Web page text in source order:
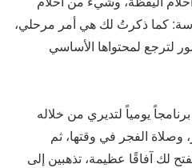
كما ذكرتُ لك هي أمر مرحلي،
لترجع لمحتواها الأساسي
يومياً لتديري من خلاله
وصلاة الفجر في وقتها، ثم
لك آفاقًا عظيمة، تذهبين إلى